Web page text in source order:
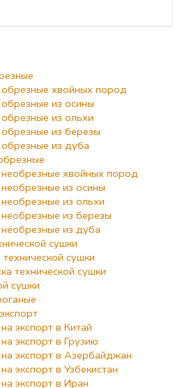
хвойных пород
из осины
из ольхи
из березы
из дуба
хвойных пород
из осины
из ольхи
из березы
из дуба
сушки
сушки
технической сушки
сушки
экспорт в Китай
экспорт в Грузию
экспорт в Азербайджан
экспорт в Узбекистан
экспорт в Иран